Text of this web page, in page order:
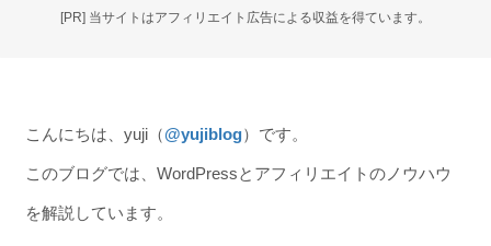
[PR] 当サイトはアフィリエイト広告による収益を得ています。
こんにちは、yuji（@yujiblog）です。
このブログでは、WordPressとアフィリエイトのノウハウ
を解説しています。